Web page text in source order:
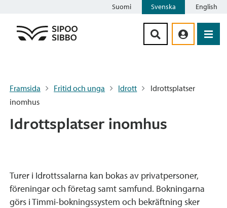
Suomi Svenska English
Framsida Fritid och unga Idrott
Idrottsplatser
inomhus
Idrottsplatser inomhus
Turer i Idrottssalarna kan bokas av privatpersoner,
föreningar och företag samt samfund. Bokningarna
görs i Timmi-bokningssystem och bekräftning sker